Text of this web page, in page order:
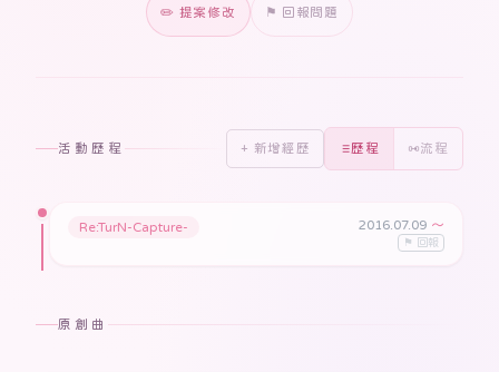
✏️ 提案修改 ⚑ 回報問題
活動歷程 + 新增經歷 歷程 流程
Re:TurN-Capture- 2016.07.09 〜
⚑ 回報
原創曲